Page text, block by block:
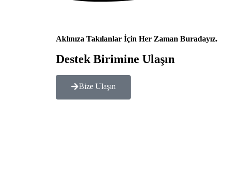
Aklınıza Takılanlar İçin Her Zaman Buradayız.
Destek Birimine Ulaşın
Bize Ulaşın